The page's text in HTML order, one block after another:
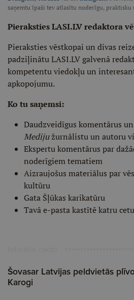
saņemtu īpaši tev atlasītu noderīgu, praktisku
Pieraksties LASI.LV redaktora
Pieraksties vēstkopai un divas
padziļinātu LASI.LV galvenā
kompetentu viedokļu un
apkopojumu.
Ko tu saņemsi:
Daudzveidīgus komentārus
Medijužurnālistu un autoru
Ekspertu komentārus par
noderīgiem tematiem
Aizraujošus materiālus par
kultūru
Gata Šļūkas karikatūru
Tavā e-pasta kastītē katru
Šovasar Latvijas peldvietās
Karogi